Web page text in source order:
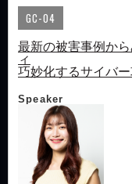
GC-04
最新の被害事例か
ィ
巧妙化するサイバ
Speaker